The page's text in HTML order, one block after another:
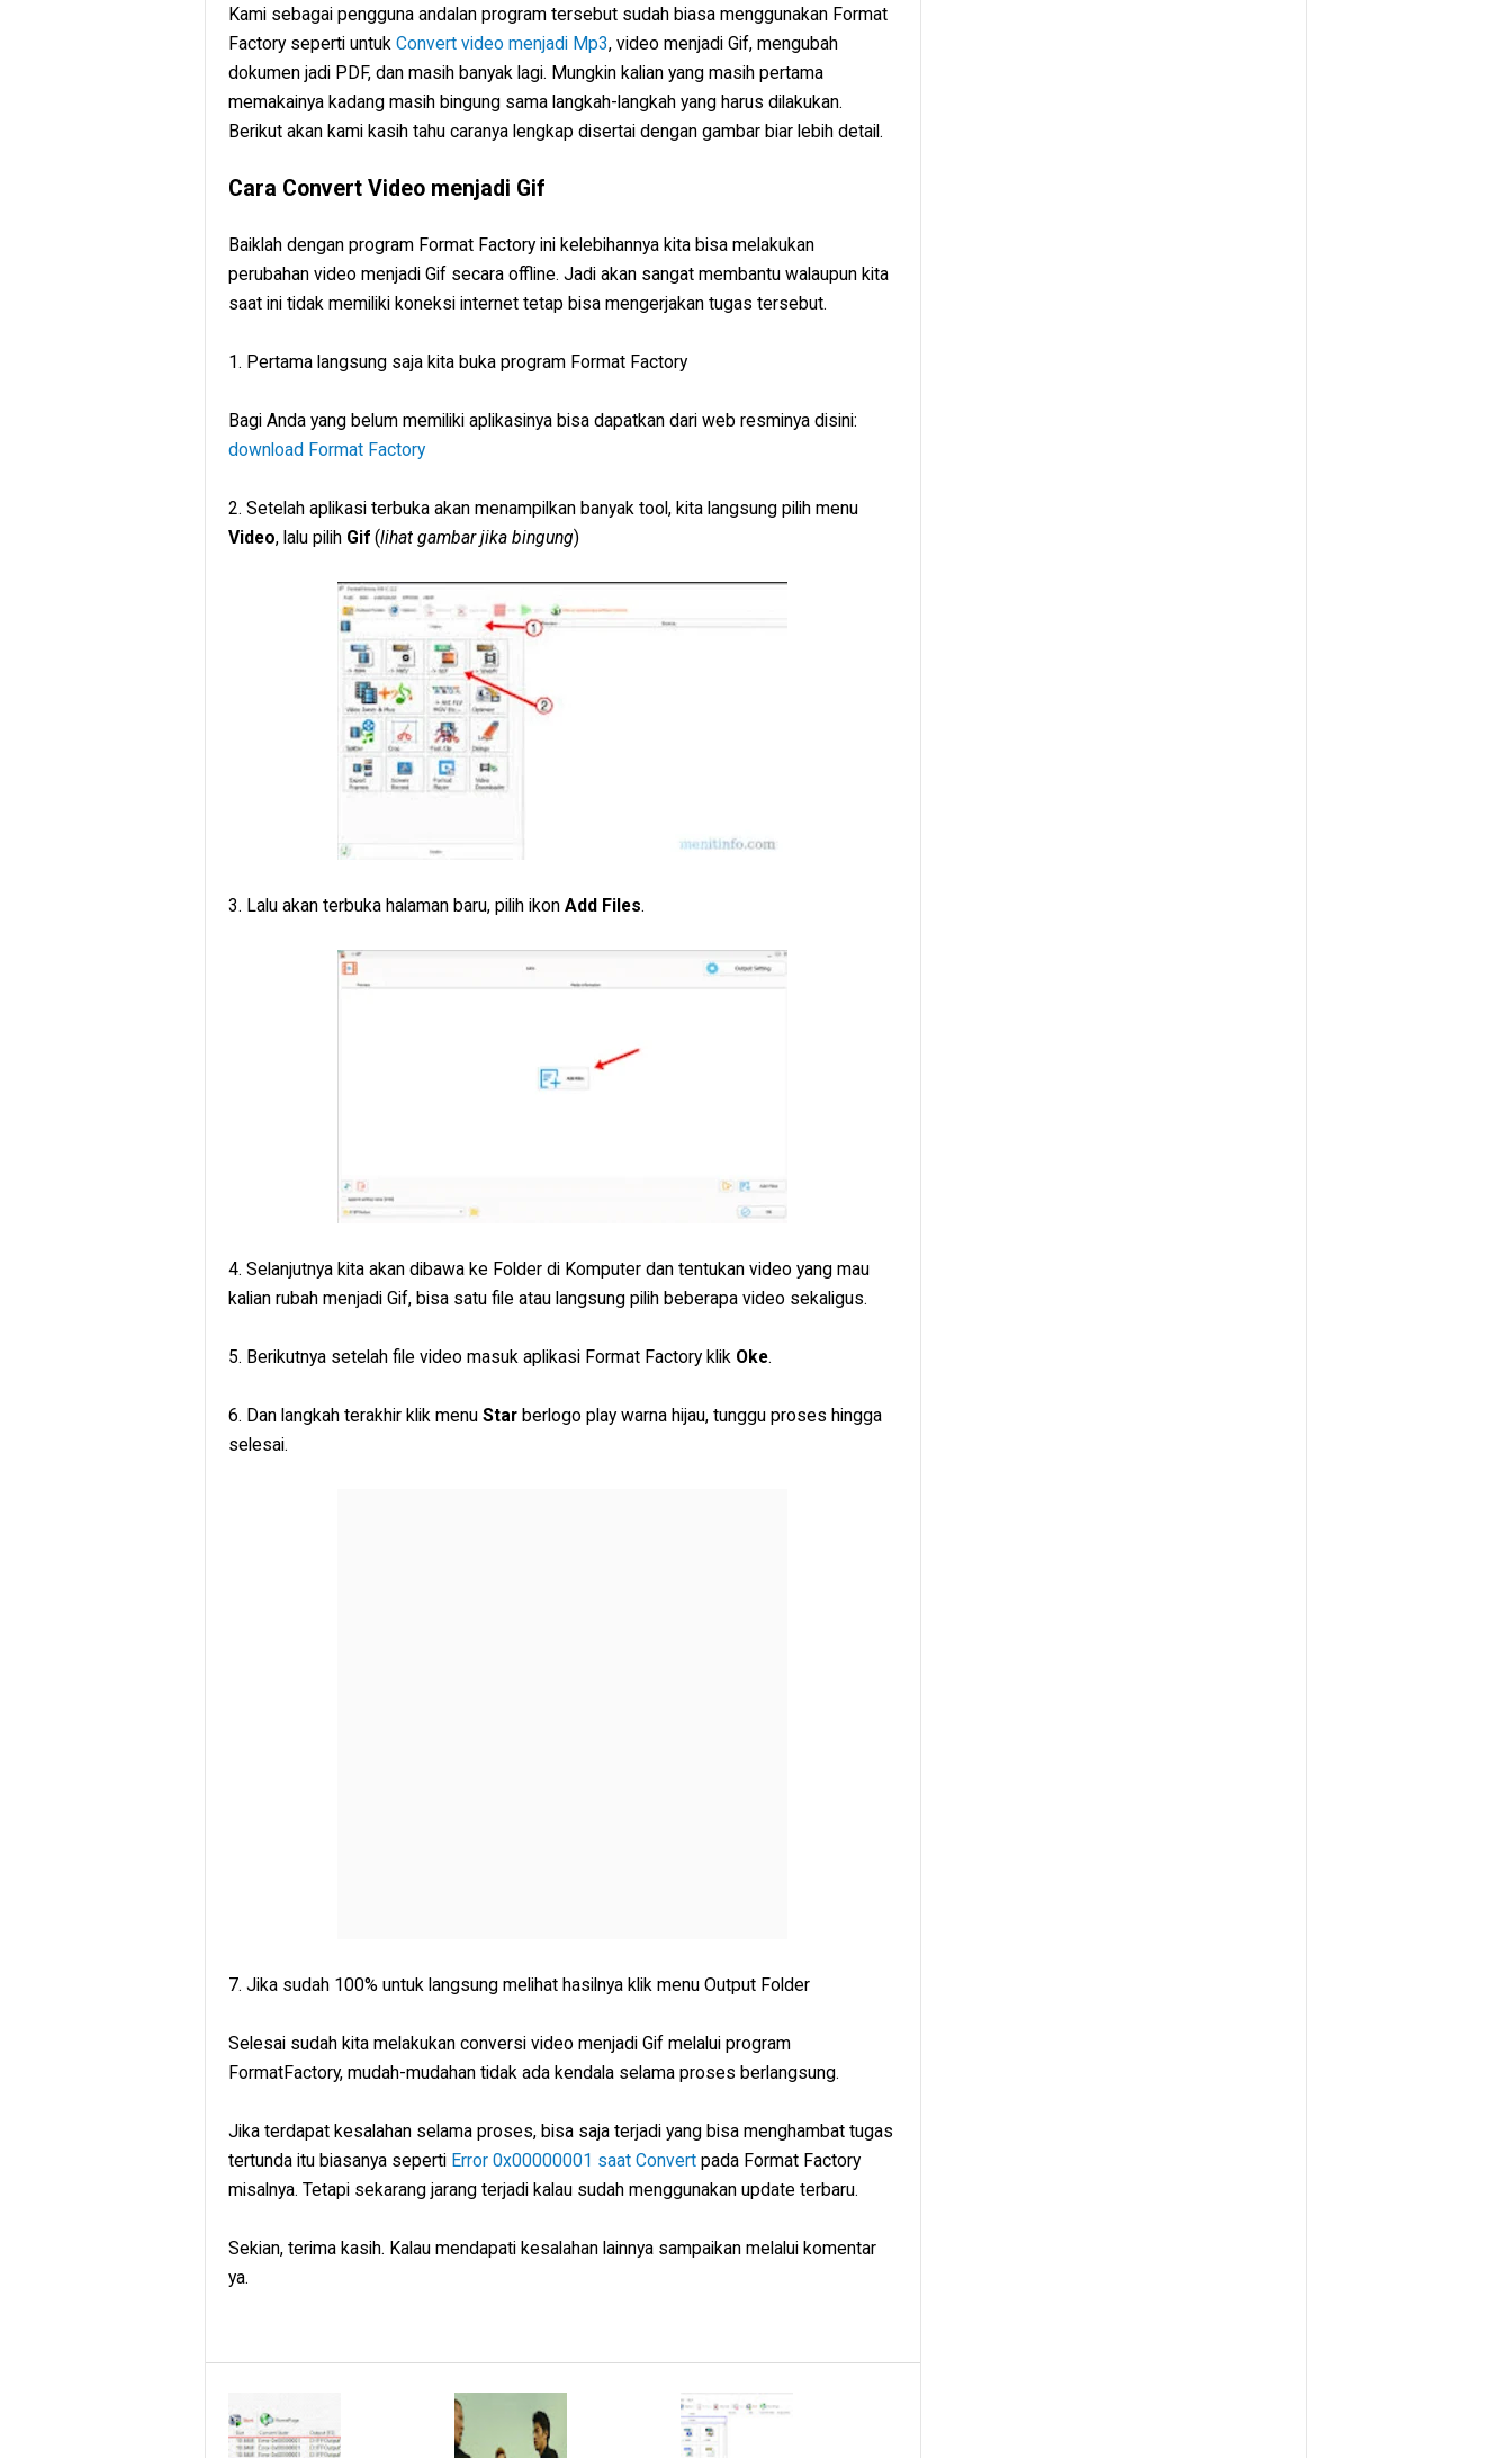
Kami sebagai pengguna andalan program tersebut sudah biasa menggunakan Format
Factory seperti untuk Convert video menjadi Mp3, video menjadi Gif, mengubah
dokumen jadi PDF, dan masih banyak lagi. Mungkin kalian yang masih pertama
memakainya kadang masih bingung sama langkah-langkah yang harus dilakukan.
Berikut akan kami kasih tahu caranya lengkap disertai dengan gambar biar lebih detail.
Cara Convert Video menjadi Gif
Baiklah dengan program Format Factory ini kelebihannya kita bisa melakukan
perubahan video menjadi Gif secara offline. Jadi akan sangat membantu walaupun kita
saat ini tidak memiliki koneksi internet tetap bisa mengerjakan tugas tersebut.
1. Pertama langsung saja kita buka program Format Factory
Bagi Anda yang belum memiliki aplikasinya bisa dapatkan dari web resminya disini:
download Format Factory
2. Setelah aplikasi terbuka akan menampilkan banyak tool, kita langsung pilih menu
Video, lalu pilih Gif (lihat gambar jika bingung)
3. Lalu akan terbuka halaman baru, pilih ikon Add Files.
4. Selanjutnya kita akan dibawa ke Folder di Komputer dan tentukan video yang mau
kalian rubah menjadi Gif, bisa satu file atau langsung pilih beberapa video sekaligus.
5. Berikutnya setelah file video masuk aplikasi Format Factory klik Oke.
6. Dan langkah terakhir klik menu Star berlogo play warna hijau, tunggu proses hingga
selesai.
7. Jika sudah 100% untuk langsung melihat hasilnya klik menu Output Folder
Selesai sudah kita melakukan conversi video menjadi Gif melalui program
FormatFactory, mudah-mudahan tidak ada kendala selama proses berlangsung.
Jika terdapat kesalahan selama proses, bisa saja terjadi yang bisa menghambat tugas
tertunda itu biasanya seperti Error 0x00000001 saat Convert pada Format Factory
misalnya. Tetapi sekarang jarang terjadi kalau sudah menggunakan update terbaru.
Sekian, terima kasih. Kalau mendapati kesalahan lainnya sampaikan melalui komentar
ya.